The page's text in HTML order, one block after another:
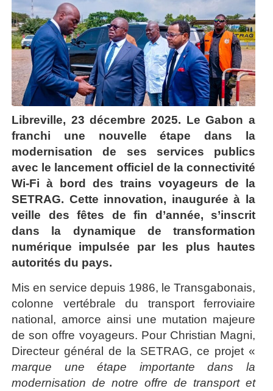
Libreville, 23 décembre 2025. Le Gabon a
franchi une nouvelle étape dans la
modernisation de ses services publics
avec le lancement officiel de la connectivité
Wi-Fi à bord des trains voyageurs de la
SETRAG. Cette innovation, inaugurée à la
veille des fêtes de fin d’année, s’inscrit
dans la dynamique de transformation
numérique impulsée par les plus hautes
autorités du pays.
Mis en service depuis 1986, le Transgabonais,
colonne vertébrale du transport ferroviaire
national, amorce ainsi une mutation majeure
de son offre voyageurs. Pour Christian Magni,
Directeur général de la SETRAG, ce projet «
marque une étape importante dans la
modernisation de notre offre de transport et